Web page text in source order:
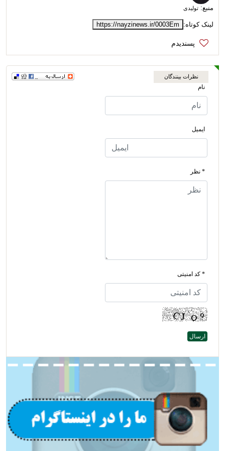
منبع: تولیدی
لینک کوتاه: https://nayzinews.ir/0003Em
نظرات بینندگان
نام
ایمیل
* نظر
* کد امنیتی